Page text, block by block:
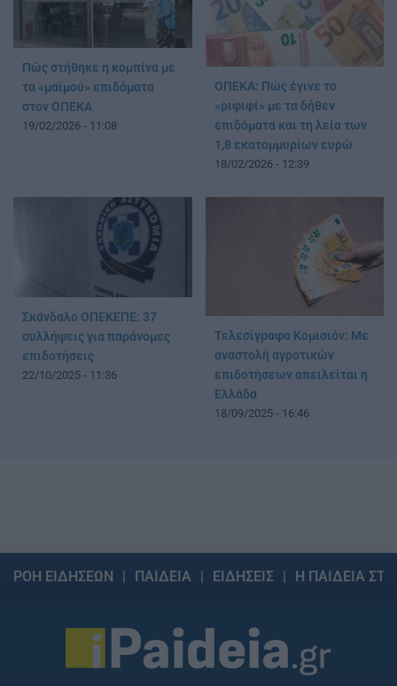
Πώς στήθηκε η κομπίνα με
τα «μαϊμού» επιδόματα
στον ΟΠΕΚΑ
19/02/2026 - 11:08
ΟΠΕΚΑ: Πώς έγινε το
«ριφιφί» με τα δήθεν
επιδόματα και τη λεία των
1,8 εκατομμυρίων ευρώ
18/02/2026 - 12:39
Σκάνδαλο ΟΠΕΚΕΠΕ: 37
συλλήψεις για παράνομες
επιδοτήσεις
22/10/2025 - 11:36
Τελεσίγραφο Κομισιόν: Με
αναστολή αγροτικών
επιδοτήσεων απειλείται η
Ελλάδα
18/09/2025 - 16:46
ΡΟΗ ΕΙΔΗΣΕΩΝ ΠΑΙΔΕΙΑ ΕΙΔΗΣΕΙΣ Η ΠΑΙΔΕΙΑ